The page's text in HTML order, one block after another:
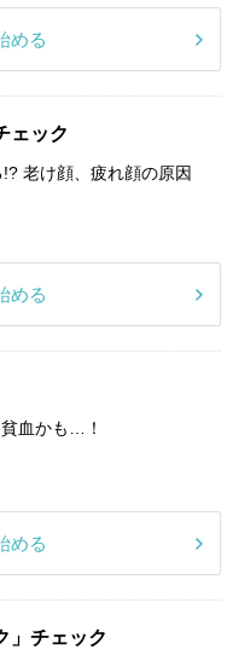
める
ェック
老け顔、疲れ顔の原因
める
血かも…！
める
」チェック